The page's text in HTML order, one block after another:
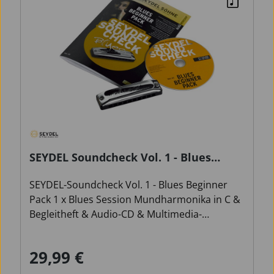
SEYDEL Soundcheck Vol. 1 - Blues
SEYDEL-Soundcheck Vol. 1 - Blues Beginner
Pack 1 x Blues Session Mundharmonika in C &
Begleitheft & Audio-CD & Multimedia-
viele Klangbeispiele auf Audio CD, Multimedia-
Regulärer Preis:
29,99 €